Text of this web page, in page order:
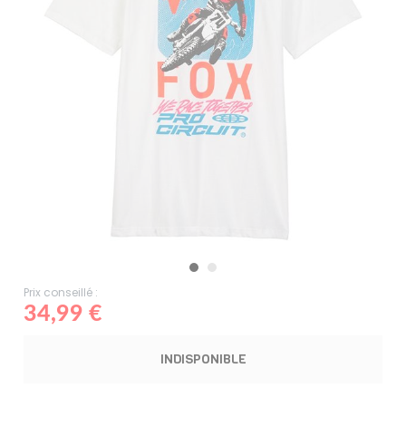
Prix conseillé :
34,99 €
INDISPONIBLE